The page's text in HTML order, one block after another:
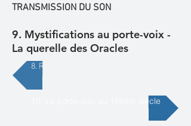
TRANSMISSION DU SON
9. Mystifications au porte-voix -
La querelle des Oracles
8. Réception de la trompette parlante
10. Le porte-voix au 18ème siècle